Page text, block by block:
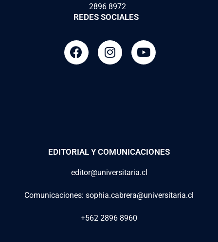
2896 8972
REDES SOCIALES
EDITORIAL Y COMUNICACIONES
editor@universitaria.cl
Comunicaciones: sophia.cabrera@universitaria.cl
+562 2896 8960